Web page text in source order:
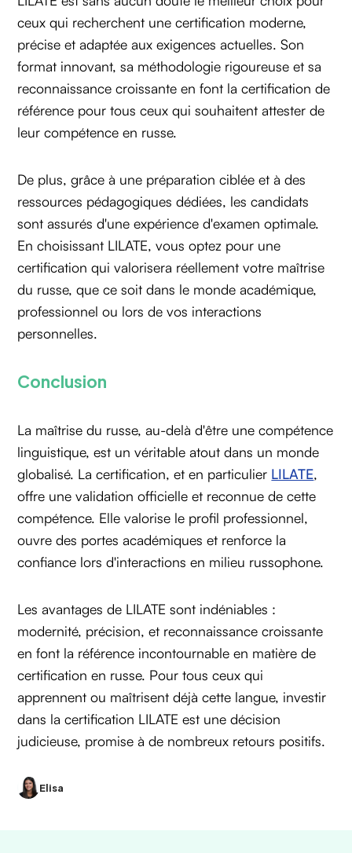
ceux qui recherchent une certification moderne,
précise et adaptée aux exigences actuelles. Son
format innovant, sa méthodologie rigoureuse et sa
reconnaissance croissante en font la certification de
référence pour tous ceux qui souhaitent attester de
leur compétence en russe.
De plus, grâce à une préparation ciblée et à des
ressources pédagogiques dédiées, les candidats
sont assurés d'une expérience d'examen optimale.
En choisissant LILATE, vous optez pour une
certification qui valorisera réellement votre maîtrise
du russe, que ce soit dans le monde académique,
professionnel ou lors de vos interactions
personnelles.
Conclusion
La maîtrise du russe, au-delà d'être une compétence
linguistique, est un véritable atout dans un monde
globalisé. La certification, et en particulier LILATE,
offre une validation officielle et reconnue de cette
compétence. Elle valorise le profil professionnel,
ouvre des portes académiques et renforce la
confiance lors d'interactions en milieu russophone.
Les avantages de LILATE sont indéniables :
modernité, précision, et reconnaissance croissante
en font la référence incontournable en matière de
certification en russe. Pour tous ceux qui
apprennent ou maîtrisent déjà cette langue, investir
dans la certification LILATE est une décision
judicieuse, promise à de nombreux retours positifs.
Elisa